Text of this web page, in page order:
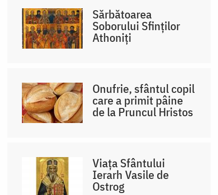
Sărbătoarea
Soborului Sfinților
Athoniți
Onufrie, sfântul copil
care a primit pâine
de la Pruncul Hristos
Viața Sfântului
Ierarh Vasile de
Ostrog